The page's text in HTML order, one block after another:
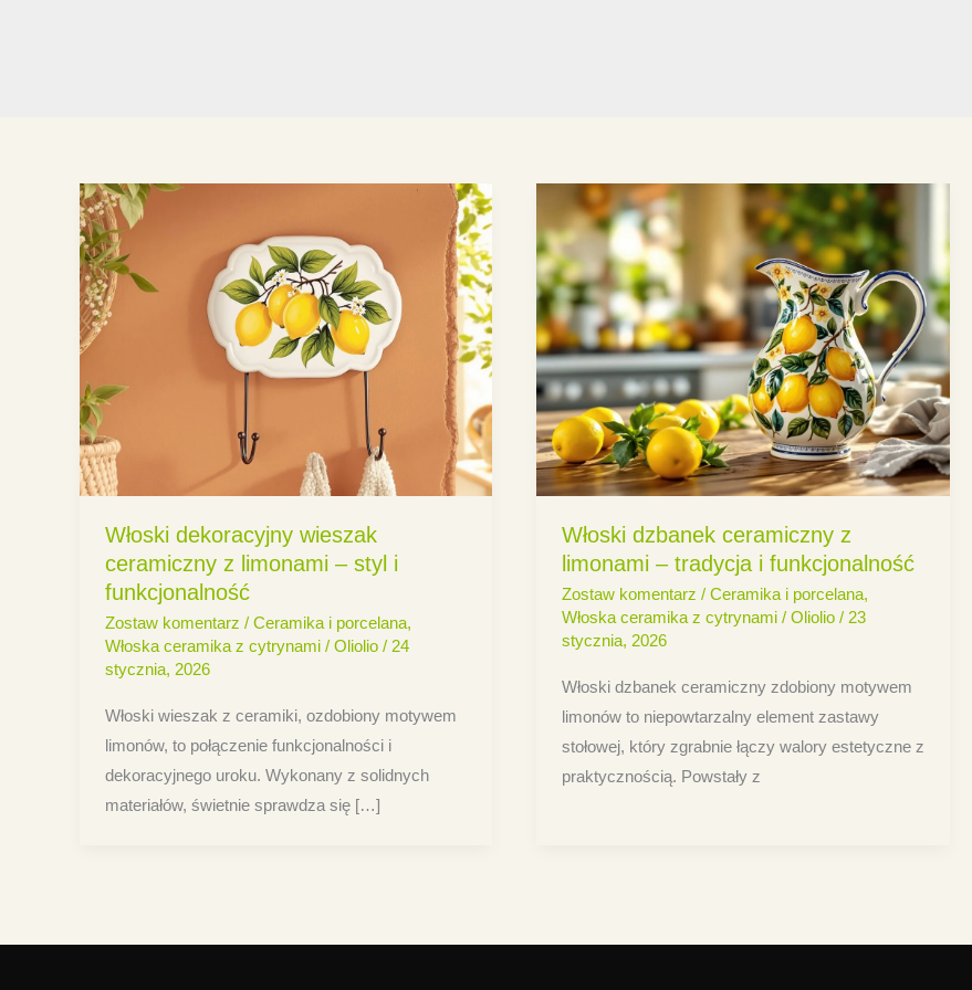
Włoski dekoracyjny wieszak
ceramiczny z limonami – styl i
funkcjonalność
Zostaw komentarz / Ceramika i porcelana,
Włoska ceramika z cytrynami/ Oliolio / 24
stycznia, 2026
Włoski wieszak z ceramiki, ozdobiony motywem
limonów, to połączenie funkcjonalności i
dekoracyjnego uroku. Wykonany z solidnych
materiałów, świetnie sprawdza się […]
Włoski dzbanek ceramiczny z
limonami – tradycja i funkcjonalność
Zostaw komentarz / Ceramika i porcelana,
Włoska ceramika z cytrynami/ Oliolio / 23
stycznia, 2026
Włoski dzbanek ceramiczny zdobiony motywem
limonów to niepowtarzalny element zastawy
stołowej, który zgrabnie łączy walory estetyczne z
praktycznością. Powstały z